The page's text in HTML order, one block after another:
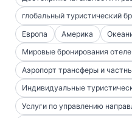
глобальный туристический
Европа
Америка
Мировые бронирования
Аэропорт трансферы и
Индивидуальные
Услуги по управлению